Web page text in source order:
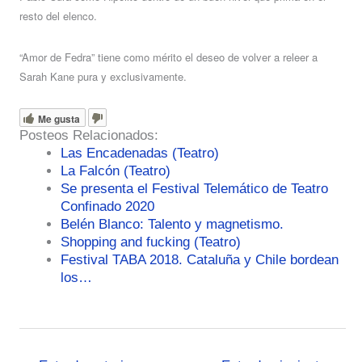
resto del elenco.
“Amor de Fedra” tiene como mérito el deseo de volver a releer a
Sarah Kane pura y exclusivamente.
Me gusta
Posteos Relacionados:
Las Encadenadas (Teatro)
La Falcón (Teatro)
Se presenta el Festival Telemático de Teatro
Confinado 2020
Belén Blanco: Talento y magnetismo.
Shopping and fucking (Teatro)
Festival TABA 2018. Cataluña y Chile bordean
los…